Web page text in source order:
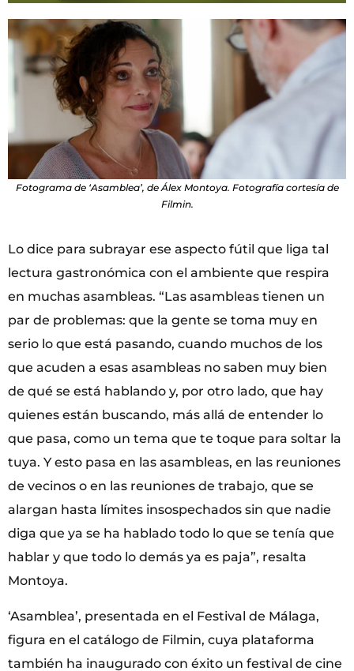
Fotograma de ‘Asamblea’, de Álex Montoya. Fotografía cortesía de
Filmin.
Lo dice para subrayar ese aspecto fútil que liga tal
lectura gastronómica con el ambiente que respira
en muchas asambleas. “Las asambleas tienen un
par de problemas: que la gente se toma muy en
serio lo que está pasando, cuando muchos de los
que acuden a esas asambleas no saben muy bien
de qué se está hablando y, por otro lado, que hay
quienes están buscando, más allá de entender lo
que pasa, como un tema que te toque para soltar la
tuya. Y esto pasa en las asambleas, en las reuniones
de vecinos o en las reuniones de trabajo, que se
alargan hasta límites insospechados sin que nadie
diga que ya se ha hablado todo lo que se tenía que
hablar y que todo lo demás ya es paja”, resalta
Montoya.
‘Asamblea’, presentada en el Festival de Málaga,
figura en el catálogo de Filmin, cuya plataforma
también ha inaugurado con éxito un festival de cine